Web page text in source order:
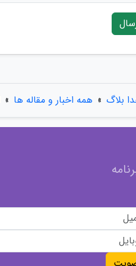
بلاگ » همه اخبار و مقاله ها »